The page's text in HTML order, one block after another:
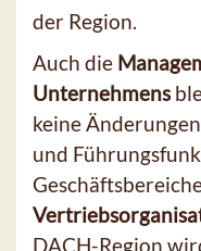
der Region.
Auch die
Unternehmens
keine
und
DACH-Region